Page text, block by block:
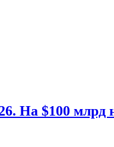
На $100 млрд